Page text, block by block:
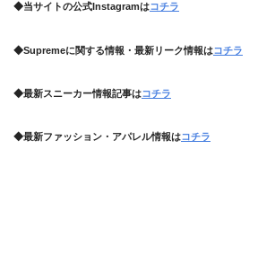
◆当サイトの公式Instagramはコチラ
◆Supremeに関する情報・最新リーク情報はコチラ
◆最新スニーカー情報記事はコチラ
◆最新ファッション・アパレル情報はコチラ